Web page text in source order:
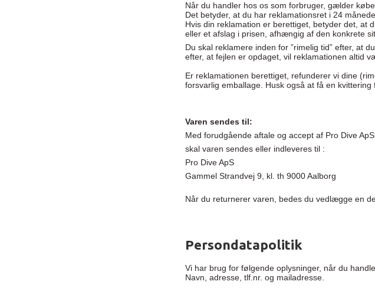
Når du handler hos os som forbruger, gælder
Det betyder, at du har reklamationsret i 24
Hvis din reklamation er berettiget, betyder det, at
eller et afslag i prisen, afhængig af den konkrete
Du skal reklamere inden for ”rimelig tid” efter, at
efter, at fejlen er opdaget, vil reklamationen altid
Er reklamationen berettiget, refunderer vi dine
forsvarlig emballage. Husk også at få en
Varen sendes til:
Med forudgående aftale og accept af Pro Dive ApS
skal varen sendes eller indleveres til :
Pro Dive ApS
Gammel Strandvej 9, kl. th 9000 Aalborg
Når du returnerer varen, bedes du vedlægge en
Persondatapolitik
Vi har brug for følgende oplysninger, når du
Navn, adresse, tlf.nr. og mailadresse.